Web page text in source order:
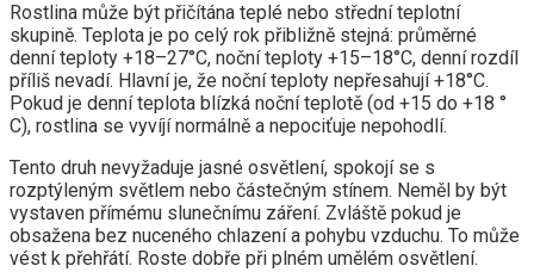
Rostlina může být přičítána teplé nebo střední teplotní
skupině. Teplota je po celý rok přibližně stejná: průměrné
denní teploty +18–27°C, noční teploty +15–18°C, denní rozdíl
příliš nevadí. Hlavní je, že noční teploty nepřesahují +18°C.
Pokud je denní teplota blízká noční teplotě (od +15 do +18 °
C), rostlina se vyvíjí normálně a nepociťuje nepohodlí.
Tento druh nevyžaduje jasné osvětlení, spokojí se s
rozptýleným světlem nebo částečným stínem. Neměl by být
vystaven přímému slunečnímu záření. Zvláště pokud je
obsažena bez nuceného chlazení a pohybu vzduchu. To může
vést k přehřátí. Roste dobře při plném umělém osvětlení.